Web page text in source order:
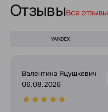
ОтзывыВсе отзывы
YANDEX
Валентина Яцушкевич
06.08.2026